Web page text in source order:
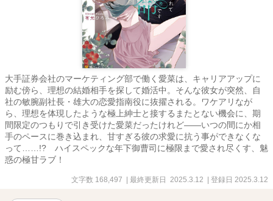
大手証券会社のマーケティング部で働く愛菜は、キャリアアップに
励む傍ら、理想の結婚相手を探して婚活中。そんな彼女が突然、自
社の敏腕副社長・雄大の恋愛指南役に抜擢される。ワケアリなが
ら、理想を体現したような極上紳士と接するまたとない機会に、期
間限定のつもりで引き受けた愛菜だったけれど――いつの間にか相
手のペースに巻き込まれ、甘すぎる彼の求愛に抗う事ができなくな
って……!? ハイスペックな年下御曹司に極限まで愛され尽くす、魅
惑の極甘ラブ！
文字数 168,497 | 最終更新日 2025.3.12 | 登録日 2025.3.12